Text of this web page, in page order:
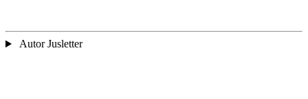
Autor Jusletter